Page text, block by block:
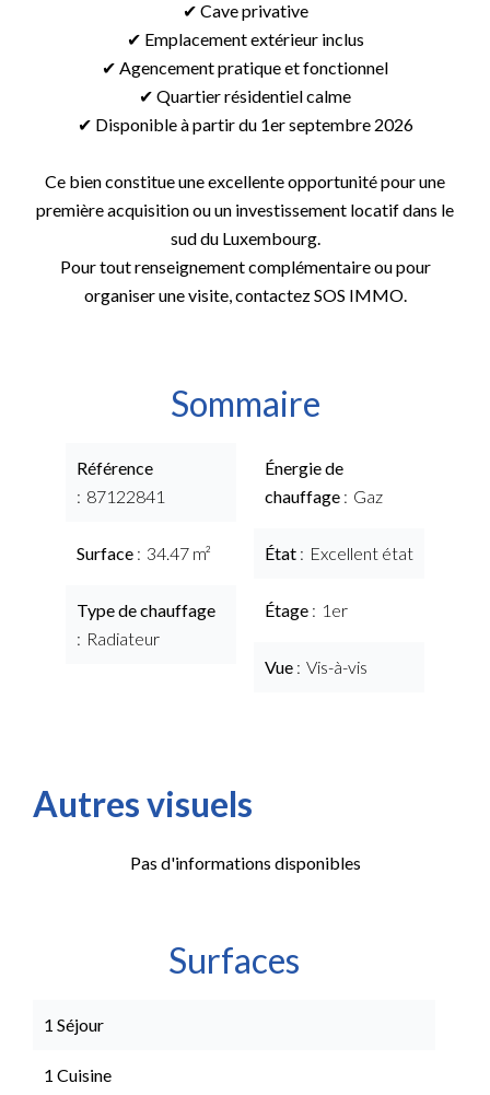
✔ Cave privative
✔ Emplacement extérieur inclus
✔ Agencement pratique et fonctionnel
✔ Quartier résidentiel calme
✔ Disponible à partir du 1er septembre 2026
Ce bien constitue une excellente opportunité pour une
première acquisition ou un investissement locatif dans le
sud du Luxembourg.
Pour tout renseignement complémentaire ou pour
organiser une visite, contactez SOS IMMO.
Sommaire
Référence
87122841
Surface 34.47 m²
Type de chauffage
Radiateur
Énergie de
chauffage
Gaz
État Excellent état
Étage 1er
Vue Vis-à-vis
Autres visuels
Pas d'informations disponibles
Surfaces
1 Séjour
1 Cuisine